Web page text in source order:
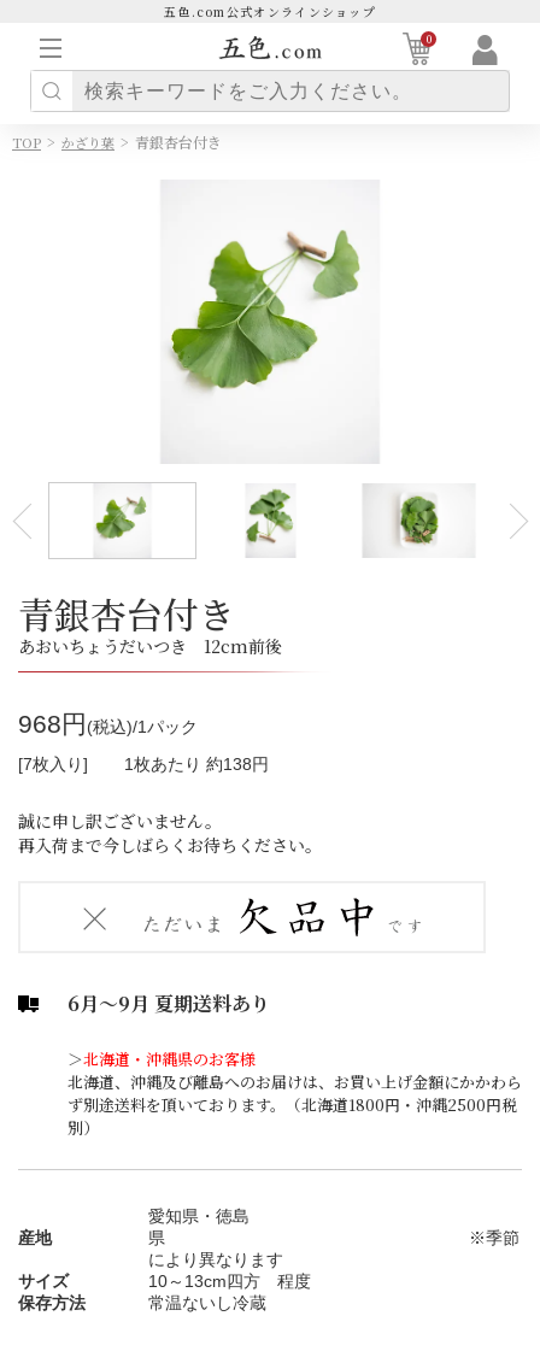
五色.com公式オンラインショップ
0
TOP > かざり葉 > 青銀杏台付き
青銀杏台付き
あおいちょうだいつき 12cm前後
968円 (税込)/1パック
[7枚入り]
1枚あたり 約138円
誠に申し訳ございません。
再入荷まで今しばらくお待ちください。
6月～9月 夏期送料あり
＞北海道・沖縄県のお客様
北海道、沖縄及び離島へのお届けは、お買い上げ金額にかかわら
ず別途送料を頂いております。（北海道1800円・沖縄2500円税
別）
産地
愛知県・徳島
県 ※季節
により異なります
サイズ
10～13cm四方 程度
保存方法
常温ないし冷蔵